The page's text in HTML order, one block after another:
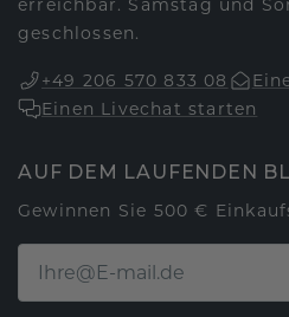
geschlossen.
+49 206 570 833 08
Einen Livechat starten
AUF DEM LAUFENDEN
Gewinnen Sie 500 €